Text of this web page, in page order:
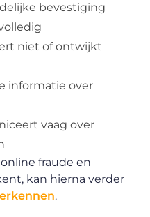
bevestiging
niet of ontwijkt
informatie over
vaag over
fraude en
kan hierna verder
.